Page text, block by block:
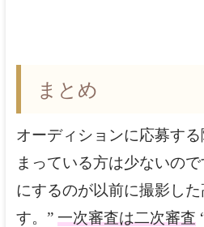
まとめ
オーディションに応募す
まっている方は少ないの
にするのが以前に撮影し
す。” 一次審査は二次審査